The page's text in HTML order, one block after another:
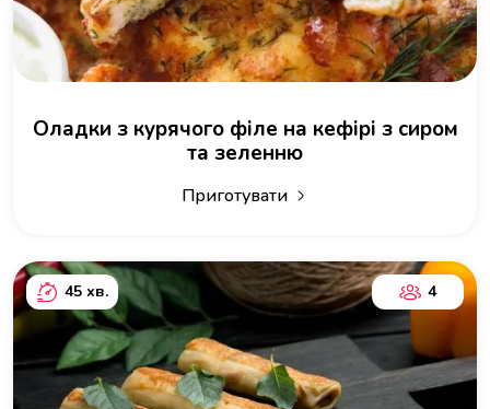
Оладки з курячого філе на кефірі з сиром
та зеленню
Приготувати
45 хв. 4